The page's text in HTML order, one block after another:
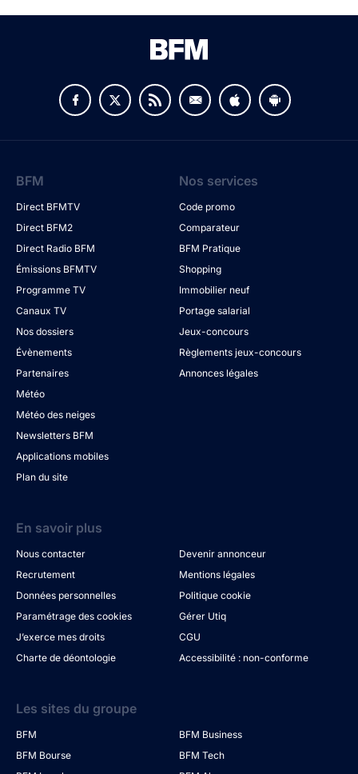
BFM
Direct BFMTV
Direct BFM2
Direct Radio BFM
Émissions BFMTV
Programme TV
Canaux TV
Nos dossiers
Évènements
Partenaires
Météo
Météo des neiges
Newsletters BFM
Applications mobiles
Plan du site
Nos services
Code promo
Comparateur
BFM Pratique
Shopping
Immobilier neuf
Portage salarial
Jeux-concours
Règlements jeux-concours
Annonces légales
En savoir plus
Nous contacter
Devenir annonceur
Recrutement
Mentions légales
Données personnelles
Politique cookie
Paramétrage des cookies
Gérer Utiq
J’exerce mes droits
CGU
Charte de déontologie
Accessibilité : non-conforme
Les sites du groupe
BFM
BFM Business
BFM Bourse
BFM Tech